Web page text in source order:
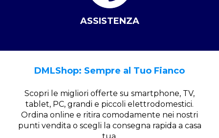
ASSISTENZA
DMLShop: Sempre al Tuo Fianco
Scopri le migliori offerte su smartphone, TV,
tablet, PC, grandi e piccoli elettrodomestici.
Ordina online e ritira comodamente nei nostri
punti vendita o scegli la consegna rapida a casa